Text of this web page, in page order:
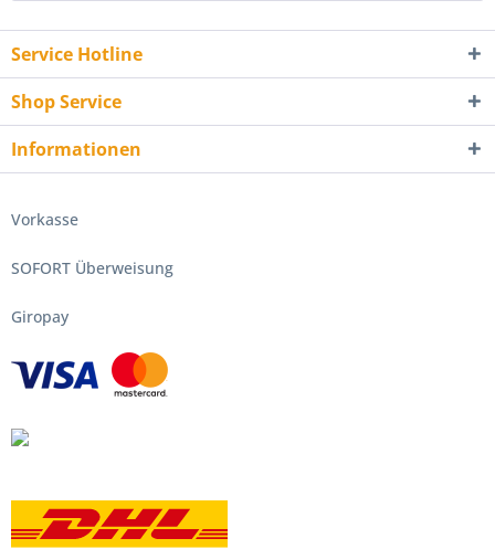
Service Hotline
Shop Service
Informationen
Vorkasse
SOFORT Überweisung
Giropay